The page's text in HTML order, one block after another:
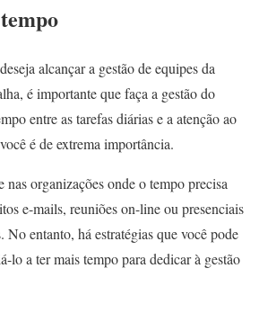
alcançar a gestão de equipes da
é importante que faça a gestão do
entre as tarefas diárias e a atenção ao
é de extrema importância.
organizações onde o tempo precisa
e-mails, reuniões on-line ou presenciais
No entanto, há estratégias que você pode
lo a ter mais tempo para dedicar à gestão